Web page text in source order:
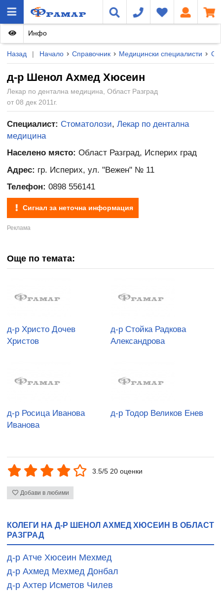
Назад | Начало Справочник Медицински специалисти
д-р Шенол Ахмед Хюсеин
Лекар по дентална медицина, Област Разград
от 08 дек 2011г.
Инфо
Специалист: Стоматолози, Лекар по дентална
медицина
Населено място: Област Разград, Исперих град
Адрес: гр. Исперих, ул. "Вежен" № 11
Телефон: 0898 556141
Сигнал за неточна информация
Още по темата:
д-р Христо Дочев
Христов
д-р Стойка Радкова
Александрова
д-р Росица Иванова
Иванова
д-р Тодор Великов Енев
3.5/5 20 оценки
Добави в любими
КОЛЕГИ НА Д-Р ШЕНОЛ АХМЕД ХЮСЕИН В ОБЛАСТ
РАЗГРАД
д-р Атче Хюсеин Мехмед
д-р Ахмед Мехмед Донбал
д-р Ахтер Исметов Чилев